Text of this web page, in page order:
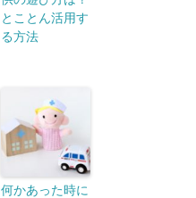
とことん活用す
る方法
何かあった時に